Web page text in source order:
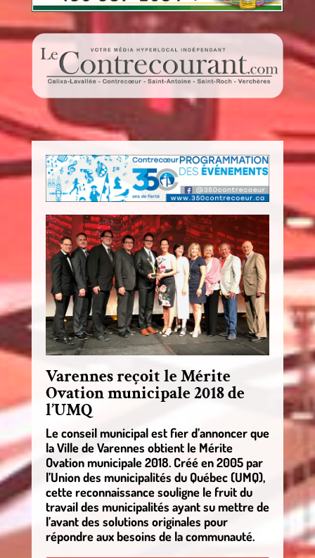
Varennes reçoit le Mérite
Ovation municipale 2018 de
l’UMQ
Le conseil municipal est fier d’annoncer que
la Ville de Varennes obtient le Mérite
Ovation municipale 2018. Créé en 2005 par
l’Union des municipalités du Québec (UMQ),
cette reconnaissance souligne le fruit du
travail des municipalités ayant su mettre de
l’avant des solutions originales pour
répondre aux besoins de la communauté.